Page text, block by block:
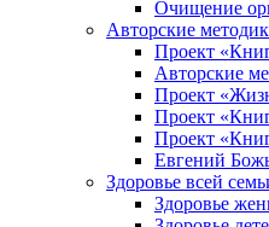
Очищение
Авторские
Проект
Авторские
Проект
Проект
Проект
Евгений
Здоровье всей
Здоровье